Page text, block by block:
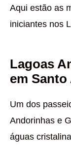
Aqui estão as
iniciantes nos
Lagoas
em Santo
Um dos
Andorinhas e
águas